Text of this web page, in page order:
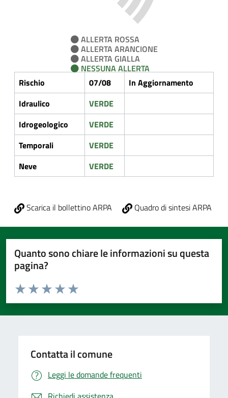
ALLERTA ROSSA
ALLERTA ARANCIONE
ALLERTA GIALLA
NESSUNA ALLERTA
Rischio
07/08
In Aggiornamento
Idraulico
VERDE
Idrogeologico
VERDE
Temporali
VERDE
Neve
VERDE
Scarica il bollettino ARPA Quadro di sintesi ARPA
Quanto sono chiare le informazioni su questa
pagina?
Valuta da 1 a 5 stelle la pagina
Valuta 5 stelle su 5
Valuta 4 stelle su 5
Valuta 3 stelle su 5
Valuta 2 stelle su 5
Valuta 1 stelle su 5
Contatta il comune
Leggi le domande frequenti